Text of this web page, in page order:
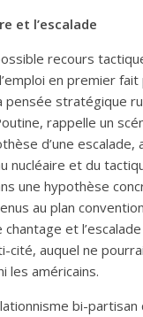
et l’escalade
recours
en premier
pensée stratégique
rappelle un
d’une escalade,
nucléaire et du
une hypothèse
au plan
et
cité, auquel ne
les américains.
bi-